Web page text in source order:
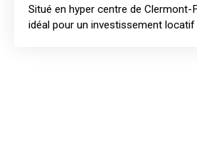
Situé en hyper centre de Clermont-
idéal pour un investissement